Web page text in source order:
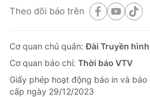
Theo dõi báo trên
Cơ quan chủ quản:Đài Truyền hình
Cơ quan báo chí: Thời báo VTV
Giấy phép hoạt động báo in và
cấp ngày 29/12/2023